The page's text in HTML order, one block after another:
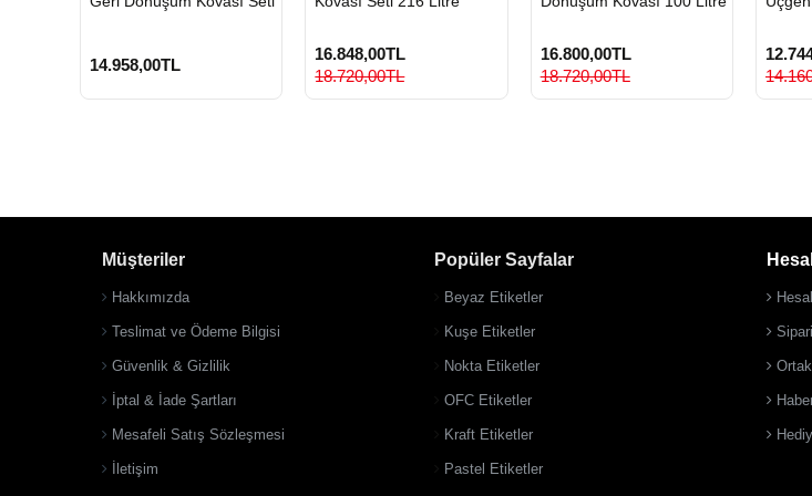
14.958,00TL
16.848,00TL
18.720,00TL
16.800,00TL
18.720,00TL
Müşteriler
Hakkımızda
Teslimat ve Ödeme Bilgisi
Güvenlik & Gizlilik
İptal & İade Şartları
Mesafeli Satış Sözleşmesi
İletişim
Popüler Sayfalar
Beyaz Etiketler
Kuşe Etiketler
Nokta Etiketler
OFC Etiketler
Kraft Etiketler
Pastel Etiketler